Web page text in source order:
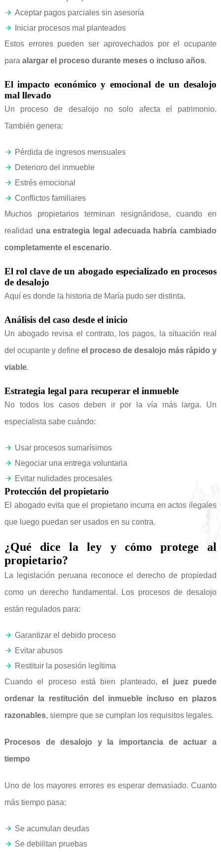
Aceptar pagos parciales sin asesoría
Iniciar procesos mal planteados
Estos errores pueden ser aprovechados por el ocupante
para alargar el proceso durante meses o incluso años.
El impacto económico y emocional de un desalojo
mal llevado
Un proceso de desalojo no solo afecta el patrimonio.
También genera:
Pérdida de ingresos mensuales
Deterioro del inmueble
Estrés emocional
Conflictos familiares
Muchos propietarios terminan resignándose, cuando en
realidad una estrategia legal adecuada habría cambiado
completamente el escenario.
El rol clave de un abogado especializado en procesos
de desalojo
Aquí es donde la historia de María pudo ser distinta.
Análisis del caso desde el inicio
Un abogado revisa el contrato, los pagos, la situación real
del ocupante y define el proceso de desalojo más rápido y
viable.
Estrategia legal para recuperar el inmueble
No todos los casos deben ir por la vía más larga. Un
especialista sabe cuándo:
Usar procesos sumarísimos
Negociar una entrega voluntaria
Evitar nulidades procesales
Protección del propietario
El abogado evita que el propietario incurra en actos ilegales
que luego puedan ser usados en su contra.
¿Qué dice la ley y cómo protege al
propietario?
La legislación peruana reconoce el derecho de propiedad
como un derecho fundamental. Los procesos de desalojo
están regulados para:
Garantizar el debido proceso
Evitar abusos
Restituir la posesión legítima
Cuando el proceso está bien planteado,el juez puede
ordenar la restitución del inmueble incluso en plazos
razonables, siempre que se cumplan los requisitos legales.
Procesos de desalojo y la importancia de actuar a
tiempo
Uno de los mayores errores es esperar demasiado. Cuanto
más tiempo pasa:
Se acumulan deudas
Se debilitan pruebas